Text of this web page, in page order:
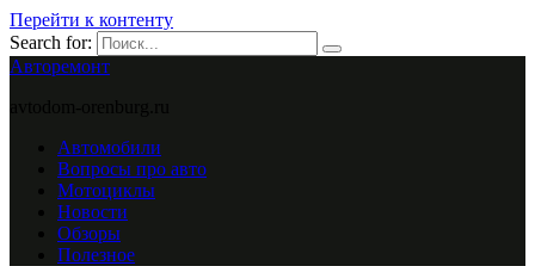
Перейти к контенту
Search for:
Авторемонт
Автомобили
Вопросы про авто
Мотоциклы
Новости
Обзоры
Полезное